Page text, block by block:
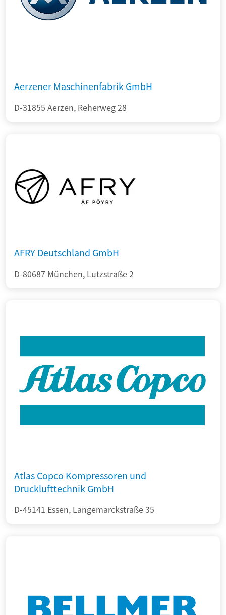
Aerzener Maschinenfabrik GmbH
D-31855 Aerzen, Reherweg 28
AFRY Deutschland GmbH
D-80687 München, Lutzstraße 2
Atlas Copco Kompressoren und
Drucklufttechnik GmbH
D-45141 Essen, Langemarckstraße 35